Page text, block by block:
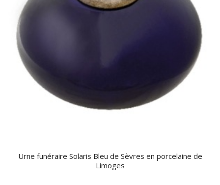
Urne funéraire Solaris Bleu de Sèvres en porcelaine de
Limoges